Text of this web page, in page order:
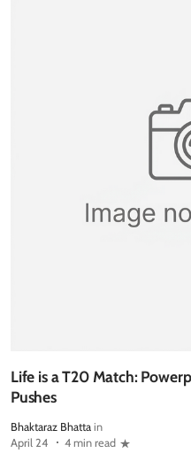
Life is a T20 Match:
Pushes
Bhaktaraz Bhatta in
April 24
4 min read